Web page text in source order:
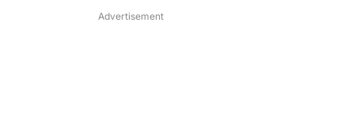
Advertisement